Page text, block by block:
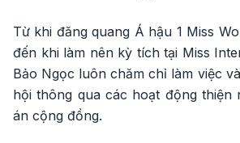
Từ khi đăng quang Á hậu 1 Miss
đến khi làm nên kỳ tích tại Miss
Bảo Ngọc luôn chăm chỉ làm việc
hội thông qua các hoạt động thiện
án cộng đồng.